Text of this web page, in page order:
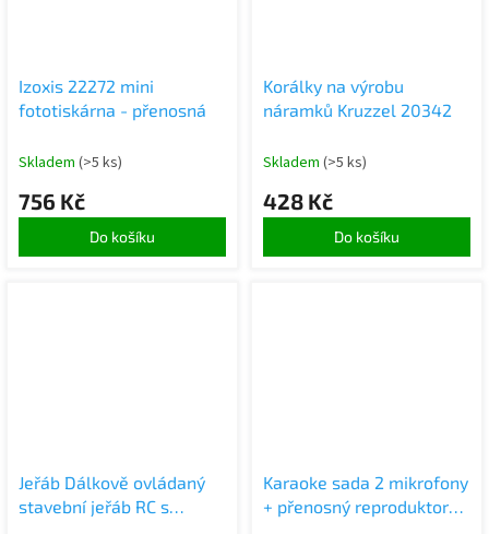
Izoxis 22272 mini
fototiskárna - přenosná
Skladem (>5 ks)
756 Kč
Do košíku
Korálky na výrobu
náramků Kruzzel 20342
Skladem (>5 ks)
428 Kč
Do košíku
Jeřáb Dálkově ovládaný
stavební jeřáb RC s
Karaoke sada 2 mikrofony
+ přenosný reproduktor